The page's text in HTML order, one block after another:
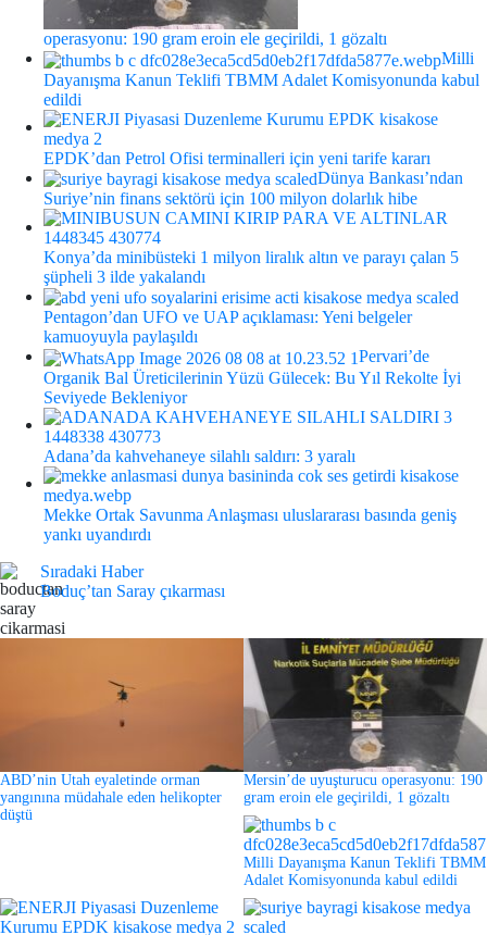
operasyonu: 190 gram eroin ele geçirildi, 1 gözaltı
Milli
Dayanışma Kanun Teklifi TBMM Adalet Komisyonunda kabul
edildi
EPDK’dan Petrol Ofisi terminalleri için yeni tarife kararı
Dünya Bankası’ndan
Suriye’nin finans sektörü için 100 milyon dolarlık hibe
Konya’da minibüsteki 1 milyon liralık altın ve parayı çalan 5
şüpheli 3 ilde yakalandı
Pentagon’dan UFO ve UAP açıklaması: Yeni belgeler
kamuoyuyla paylaşıldı
Pervari’de
Organik Bal Üreticilerinin Yüzü Gülecek: Bu Yıl Rekolte İyi
Seviyede Bekleniyor
Adana’da kahvehaneye silahlı saldırı: 3 yaralı
Mekke Ortak Savunma Anlaşması uluslararası basında geniş
yankı uyandırdı
Sıradaki Haber
Boduç’tan Saray çıkarması
ABD’nin Utah eyaletinde orman
yangınına müdahale eden helikopter
düştü
Mersin’de uyuşturucu operasyonu: 190
gram eroin ele geçirildi, 1 gözaltı
Milli Dayanışma Kanun Teklifi TBMM
Adalet Komisyonunda kabul edildi